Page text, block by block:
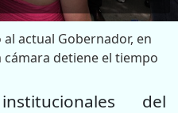
actual Gobernador, en
detiene el tiempo
del